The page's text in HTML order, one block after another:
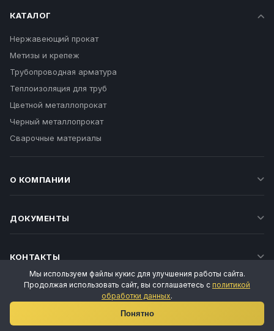
КАТАЛОГ
Нержавеющий прокат
Метизы и крепеж
Трубопроводная арматура
Теплоизоляция для труб
Цветной металлопрокат
Черный металлопрокат
Сварочные материалы
О КОМПАНИИ
ДОКУМЕНТЫ
КОНТАКТЫ
Мы используем файлы кукис для улучшения работы сайта.
Продолжая использовать сайт, вы соглашаетесь с политикой
обработки данных.
Понятно